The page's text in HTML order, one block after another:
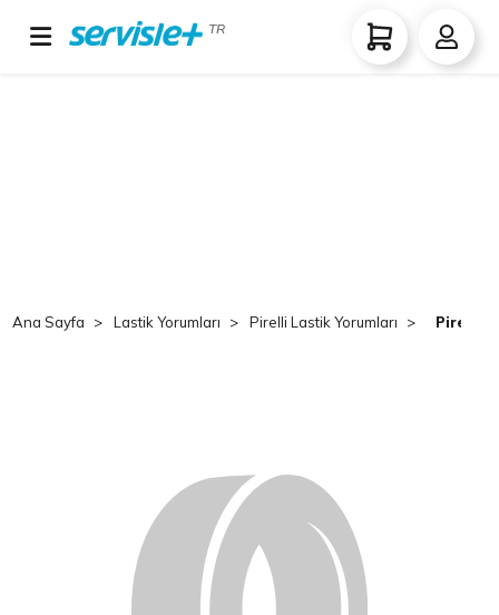
TR
Ana Sayfa Lastik Yorumları Pirelli Lastik Yorumları Pirelli